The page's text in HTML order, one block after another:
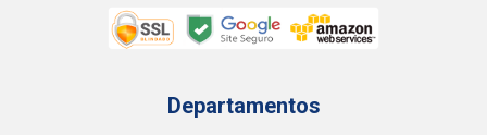
Departamentos